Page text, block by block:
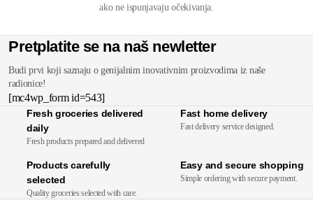
ako ne ispunjavaju očekivanja.
Pretplatite se na naš newletter
Budi prvi koji saznaju o genijalnim inovativnim proizvodima iz naše
radionice!
[mc4wp_form id=543]
Fresh groceries delivered
daily
Fresh products prepared and delivered
Fast home delivery
Fast delivery service designed.
Products carefully
selected
Quality groceries selected with care.
Easy and secure shopping
Simple ordering with secure payment.